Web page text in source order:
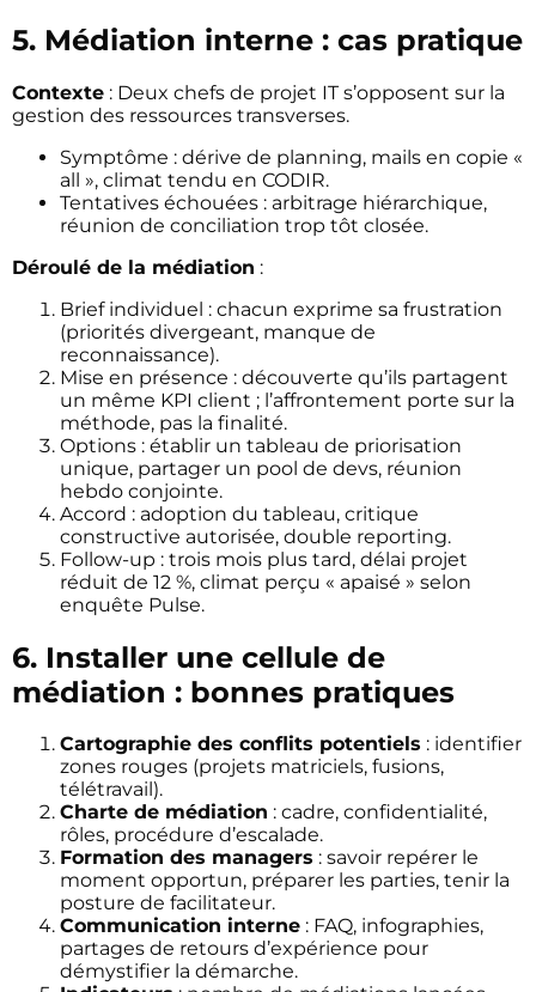
5. Médiation interne : cas pratique
Contexte : Deux chefs de projet IT s’opposent sur la
gestion des ressources transverses.
Symptôme : dérive de planning, mails en copie «
all », climat tendu en CODIR.
Tentatives échouées : arbitrage hiérarchique,
réunion de conciliation trop tôt closée.
Déroulé de la médiation :
Brief individuel : chacun exprime sa frustration
(priorités divergeant, manque de
reconnaissance).
Mise en présence : découverte qu’ils partagent
un même KPI client ; l’affrontement porte sur la
méthode, pas la finalité.
Options : établir un tableau de priorisation
unique, partager un pool de devs, réunion
hebdo conjointe.
Accord : adoption du tableau, critique
constructive autorisée, double reporting.
Follow-up : trois mois plus tard, délai projet
réduit de 12 %, climat perçu « apaisé » selon
enquête Pulse.
6. Installer une cellule de
médiation : bonnes pratiques
Cartographie des conflits potentiels : identifier
zones rouges (projets matriciels, fusions,
télétravail).
Charte de médiation : cadre, confidentialité,
rôles, procédure d’escalade.
Formation des managers : savoir repérer le
moment opportun, préparer les parties, tenir la
posture de facilitateur.
Communication interne : FAQ, infographies,
partages de retours d’expérience pour
démystifier la démarche.